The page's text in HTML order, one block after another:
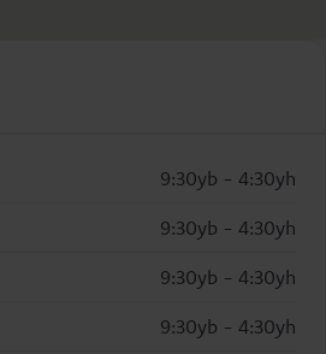
9:30yb - 4:30yh
9:30yb - 4:30yh
9:30yb - 4:30yh
9:30yb - 4:30yh